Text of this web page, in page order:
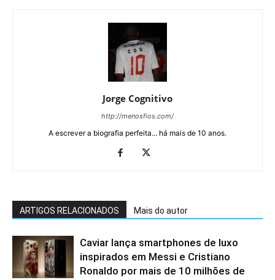
Jorge Cognitivo
http://menosfios.com/
A escrever a biografia perfeita... há mais de 10 anos.
ARTIGOS RELACIONADOS Mais do autor
Caviar lança smartphones de luxo
inspirados em Messi e Cristiano
Ronaldo por mais de 10 milhões de